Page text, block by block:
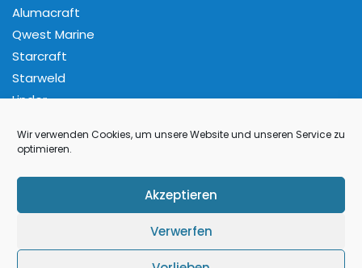
Wir verwenden Cookies, um unsere Website und unseren Service zu
optimieren.
Akzeptieren
Verwerfen
Alumacraft
Qwest Marine
Starcraft
Starweld
Linder
Folge Uns
Facebook
PinterestInstagram
YouTube